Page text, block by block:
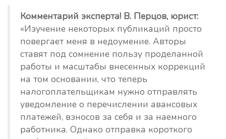
Комментарий эксперта! В. Перцов, юрист:
«Изучение некоторых публикаций просто
повергает меня в недоумение. Авторы
ставят под сомнение пользу проделанной
работы и масштабы внесенных коррекций
на том основании, что теперь
налогоплательщикам нужно отправлять
уведомление о перечислении авансовых
платежей, взносов за себя и за наемного
работника. Однако отправка короткого